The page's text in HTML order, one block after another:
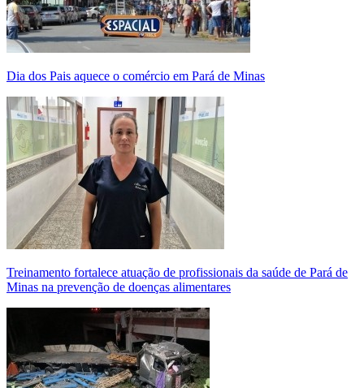
Dia dos Pais aquece o comércio em Pará de Minas
Treinamento fortalece atuação de profissionais da saúde de Pará de
Minas na prevenção de doenças alimentares